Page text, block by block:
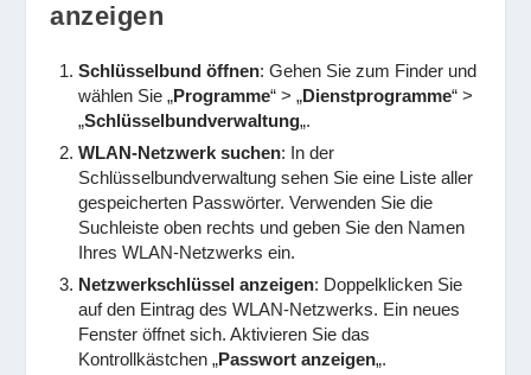
anzeigen
Schlüsselbund öffnen: Gehen Sie zum Finder und
wählen Sie „Programme“ > „Dienstprogramme“ >
„Schlüsselbundverwaltung„.
WLAN-Netzwerk suchen: In der
Schlüsselbundverwaltung sehen Sie eine Liste aller
gespeicherten Passwörter. Verwenden Sie die
Suchleiste oben rechts und geben Sie den Namen
Ihres WLAN-Netzwerks ein.
Netzwerkschlüssel anzeigen: Doppelklicken Sie
auf den Eintrag des WLAN-Netzwerks. Ein neues
Fenster öffnet sich. Aktivieren Sie das
Kontrollkästchen „Passwort anzeigen„.